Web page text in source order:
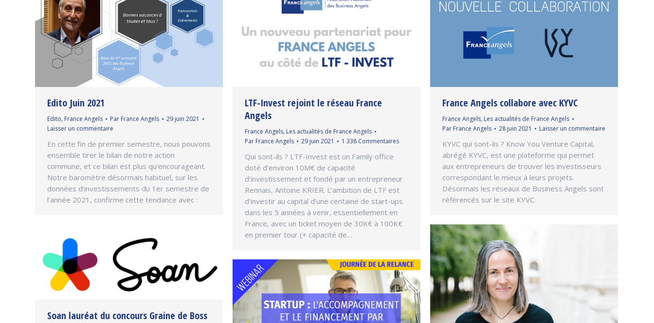
Edito Juin 2021
Edito, France Angels Par France Angels
29 juin 2021
Laisser un commentaire
En cette fin de premier semestre, nous pouvons
ensemble tirer le bilan de notre action
commune, et ce bilan est plus qu’encourageant.
Notre baromètre désormais habituel, sur les
données d’investissements du 1er semestre de
l’année 2021, confirme cette tendance avec :
LTF-Invest rejoint le réseau France
Angels
France Angels, Les actualités de France Angels
Par France Angels 29 juin 2021 1 338 Commentaires
Qui sont-ils ? LTF-Invest est un Family office
doté d’environ 10M€ de capacité
d’investissement et fondé par un entrepreneur
Rennais, Antoine KRIER. L’ambition de LTF est
d’investir au capital d’une centaine de start-ups
dans les 5 années à venir, essentiellement en
France, avec un ticket moyen de 30K€ à 100K€
en premier tour (+ capacité de…
France Angels collabore avec KYVC
France Angels, Les actualités de France Angels
Par France Angels 28 juin 2021 Laisser un commentaire
KYVC qui sont-ils ? Know You Venture Capital,
abrégé KYVC, est une plateforme qui permet
aux entrepreneurs de trouver les investisseurs
correspondant le mieux à leurs projets.
Désormais les réseaux de Business Angels sont
référencés sur le site KYVC.
Soan lauréat du concours Graine de Boss